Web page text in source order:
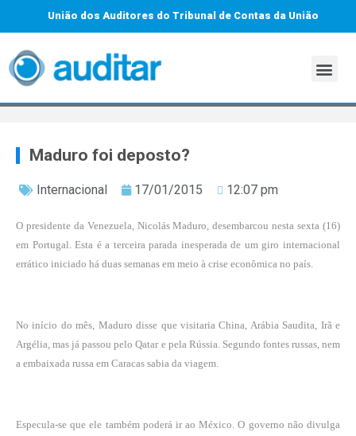
União dos Auditores do Tribunal de Contas da União
Maduro foi deposto?
Internacional 17/01/2015 12:07 pm
O presidente da Venezuela, Nicolás Maduro, desembarcou nesta sexta (16)
em Portugal. Esta é a terceira parada inesperada de um giro internacional
errático iniciado há duas semanas em meio à crise econômica no país.
No início do mês, Maduro disse que visitaria China, Arábia Saudita, Irã e
Argélia, mas já passou pelo Qatar e pela Rússia. Segundo fontes russas, nem
a embaixada russa em Caracas sabia da viagem.
Especula-se que ele também poderá ir ao México. O governo não divulga